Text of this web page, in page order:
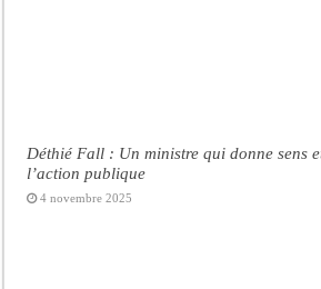
Déthié Fall : Un ministre qui donne sens
l’action publique
4 novembre 2025